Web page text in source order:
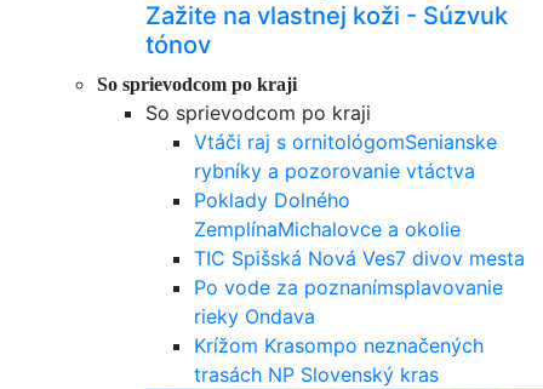
Zažite na vlastnej koži - Súzvuk
tónov
So sprievodcom po kraji
So sprievodcom po kraji
Vtáči raj s ornitológomSenianske
rybníky a pozorovanie vtáctva
Poklady Dolného
ZemplínaMichalovce a okolie
TIC Spišská Nová Ves7 divov mesta
Po vode za poznanímsplavovanie
rieky Ondava
Krížom Krasompo neznačených
trasách NP Slovenský kras